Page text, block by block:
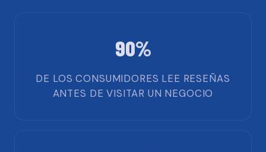
90%
DE LOS CONSUMIDORES LEE RESEÑAS
ANTES DE VISITAR UN NEGOCIO